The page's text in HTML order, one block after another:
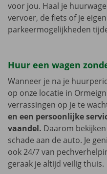
voor jou. Haal je
vervoer, de fiets of je
parkeermogelijkheden
Huur een wagen
Wanneer je na je
op onze locatie in
verrassingen op je te
en een persoonlijke
vaandel. Daarom
schade aan de auto. Je
ook 24/7 van
geraak je altijd veilig thuis.